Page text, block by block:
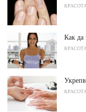
Как да